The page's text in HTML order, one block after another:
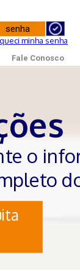
minha senha
Fale Conosco
o